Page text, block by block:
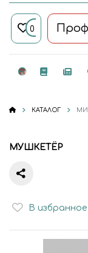
0
КАТАЛОГ
МУШКЕТЁР
В избранное